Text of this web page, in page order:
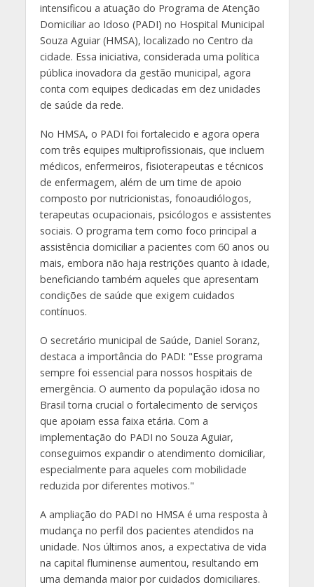
intensificou a atuação do Programa de Atenção
Domiciliar ao Idoso (PADI) no Hospital Municipal
Souza Aguiar (HMSA), localizado no Centro da
cidade. Essa iniciativa, considerada uma política
pública inovadora da gestão municipal, agora
conta com equipes dedicadas em dez unidades
de saúde da rede.
No HMSA, o PADI foi fortalecido e agora opera
com três equipes multiprofissionais, que incluem
médicos, enfermeiros, fisioterapeutas e técnicos
de enfermagem, além de um time de apoio
composto por nutricionistas, fonoaudiólogos,
terapeutas ocupacionais, psicólogos e assistentes
sociais. O programa tem como foco principal a
assistência domiciliar a pacientes com 60 anos ou
mais, embora não haja restrições quanto à idade,
beneficiando também aqueles que apresentam
condições de saúde que exigem cuidados
contínuos.
O secretário municipal de Saúde, Daniel Soranz,
destaca a importância do PADI: "Esse programa
sempre foi essencial para nossos hospitais de
emergência. O aumento da população idosa no
Brasil torna crucial o fortalecimento de serviços
que apoiam essa faixa etária. Com a
implementação do PADI no Souza Aguiar,
conseguimos expandir o atendimento domiciliar,
especialmente para aqueles com mobilidade
reduzida por diferentes motivos."
A ampliação do PADI no HMSA é uma resposta à
mudança no perfil dos pacientes atendidos na
unidade. Nos últimos anos, a expectativa de vida
na capital fluminense aumentou, resultando em
uma demanda maior por cuidados domiciliares.